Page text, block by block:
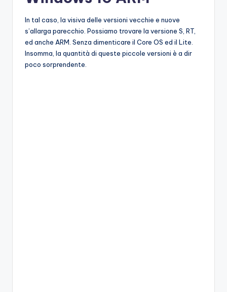
In tal caso, la visiva delle versioni vecchie e nuove
s’allarga parecchio. Possiamo trovare la versione S, RT,
ed anche ARM. Senza dimenticare il Core OS ed il Lite.
Insomma, la quantità di queste piccole versioni è a dir
poco sorprendente.